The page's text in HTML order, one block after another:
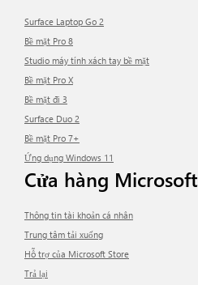
Surface Laptop Go 2
Bề mặt Pro 8
Studio máy tính xách tay bề mặt
Bề mặt Pro X
Bề mặt đi 3
Surface Duo 2
Bề mặt Pro 7+
Ứng dụng Windows 11
Cửa hàng Microsoft
Thông tin tài khoản cá nhân
Trung tâm tải xuống
Hỗ trợ của Microsoft Store
Trả lại